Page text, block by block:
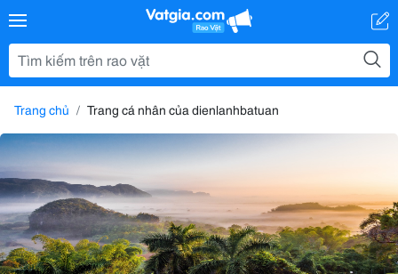
Trang chủ Trang cá nhân của dienlanhbatuan